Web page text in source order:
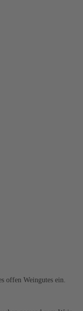
offen Weingutes ein.